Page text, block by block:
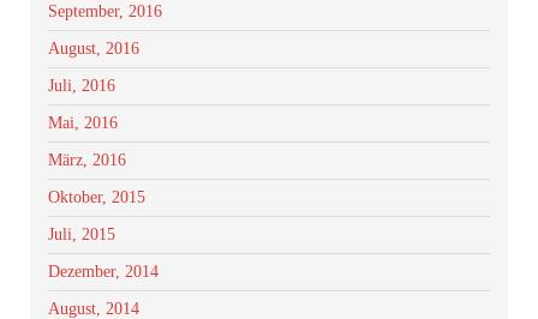
September, 2016
August, 2016
Juli, 2016
Mai, 2016
März, 2016
Oktober, 2015
Juli, 2015
Dezember, 2014
August, 2014